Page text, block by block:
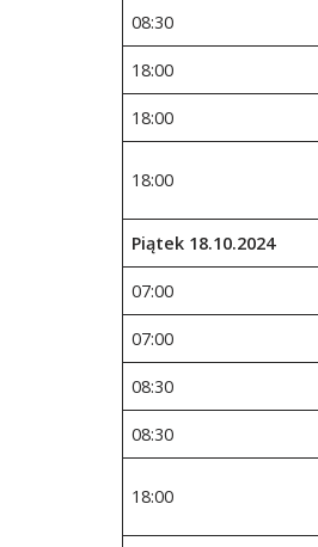
08:30
18:00
18:00
18:00
Piątek 18.10.2024
07:00
07:00
08:30
08:30
18:00